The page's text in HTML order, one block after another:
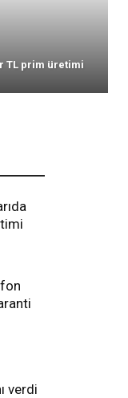
verdi
TL prim üretimi